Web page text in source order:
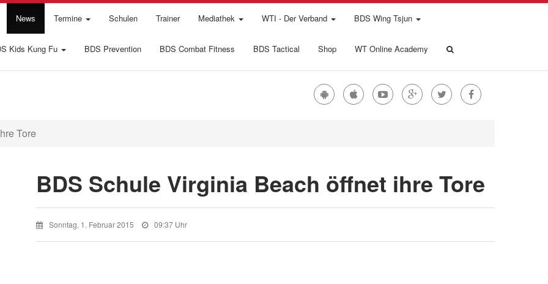
News Termine Schulen Trainer Mediathek WTI - Der Verband BDS Wing Tsjun
Kids Kung Fu BDS Prevention BDS Combat Fitness BDS Tactical Shop WT Online Academy
Tore
BDS Schule Virginia Beach öffnet ihre Tore
Sonntag, 1. Februar 2015 09:37 Uhr